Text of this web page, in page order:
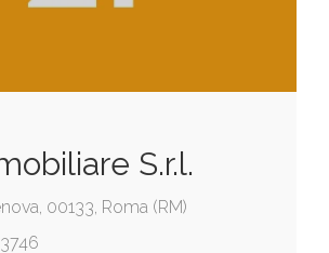
S.r.l.
00133, Roma (RM)